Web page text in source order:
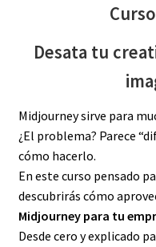
Desata tu
Midjourney sirve para
¿El problema? Parece
cómo hacerlo.
En este curso pensado
descubrirás cómo
Midjourney para tu
Desde cero y explicado